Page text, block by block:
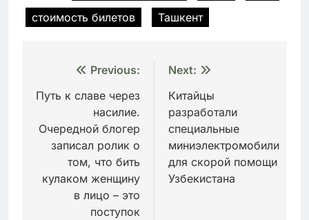
стоимость билетов
Ташкент
Навигация
по
записям
Previous:
Путь к славе через
насилие.
Очередной блогер
записал ролик о
том, что бить
кулаком женщину
в лицо – это
поступок
Next:
Китайцы
разработали
специальные
миниэлектромобили
для скорой помощи
Узбекистана